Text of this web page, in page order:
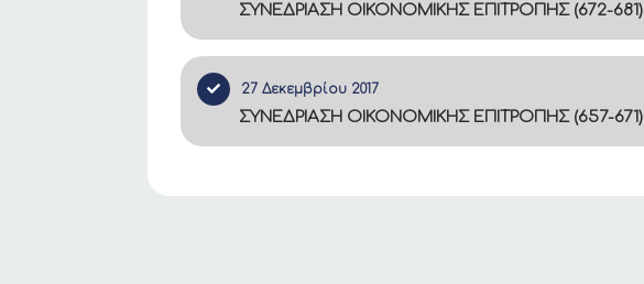
ΣΥΝΕΔΡΙΑΣΗ ΟΙΚΟΝΟΜΙΚΗΣ ΕΠΙΤΡΟΠΗΣ (672-681)
27 Δεκεμβρίου 2017
ΣΥΝΕΔΡΙΑΣΗ ΟΙΚΟΝΟΜΙΚΗΣ ΕΠΙΤΡΟΠΗΣ (657-671)